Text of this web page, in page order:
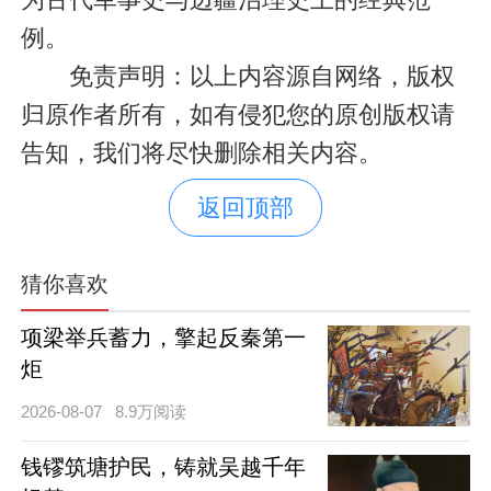
例。
免责声明：以上内容源自网络，版权
归原作者所有，如有侵犯您的原创版权请
告知，我们将尽快删除相关内容。
返回顶部
猜你喜欢
项梁举兵蓄力，擎起反秦第一
炬
2026-08-07 8.9万阅读
钱镠筑塘护民，铸就吴越千年